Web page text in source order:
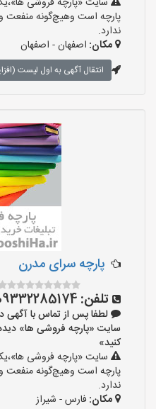
پارچه است وهیچ‌گونه منفعت
ندارد.
مکان: اصفهان - اصفهان
انتقال آگهی به اول لیست
پارچه سرای مدرن
تلفن:
لطفا پس از تماس با آگهی
کنید»
سایت «پارچه فروشی
پارچه است وهیچ‌گونه منفعت
ندارد.
مکان: فارس - شیراز